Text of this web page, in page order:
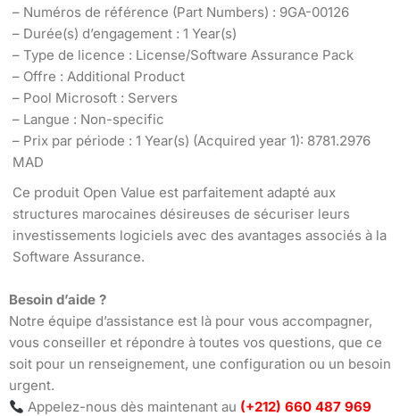
– Numéros de référence (Part Numbers) : 9GA-00126
– Durée(s) d’engagement : 1 Year(s)
– Type de licence : License/Software Assurance Pack
– Offre : Additional Product
– Pool Microsoft : Servers
– Langue : Non-specific
– Prix par période : 1 Year(s) (Acquired year 1): 8781.2976
MAD
Ce produit Open Value est parfaitement adapté aux
structures marocaines désireuses de sécuriser leurs
investissements logiciels avec des avantages associés à la
Software Assurance.
Besoin d’aide ?
Notre équipe d’assistance est là pour vous accompagner,
vous conseiller et répondre à toutes vos questions, que ce
soit pour un renseignement, une configuration ou un besoin
urgent.
Appelez-nous dès maintenant au (+212) 660 487 969